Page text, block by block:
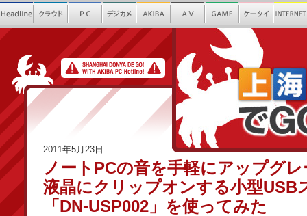
2011年5月23日
ノートPCの音を手軽にアップグ
液晶にクリップオンする小型USB
「DN-USP002」を使ってみた